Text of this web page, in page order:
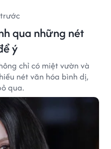
qua những nét
ý
chỉ có miệt vườn và
nét văn hóa bình dị,
qua.